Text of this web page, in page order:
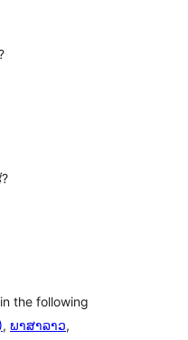
the following
, ພາສາລາວ,